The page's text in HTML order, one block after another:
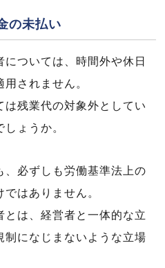
の未払い
ついては、時間外や休日
されません。
は残業代の対象外としてい
ょうか。
、必ずしも労働基準法上の
はありません。
は、経営者と一体的な立
制になじまないような立場